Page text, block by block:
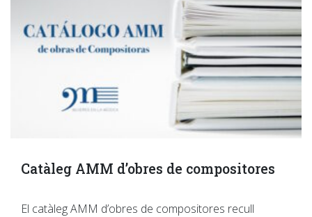
Catàleg AMM d’obres de compositores
El catàleg AMM d’obres de compositores recull